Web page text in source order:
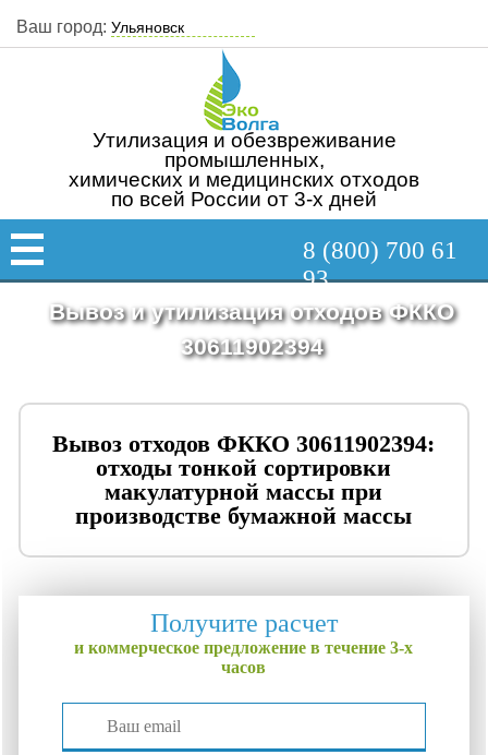
Ваш город:
Утилизация и обезвреживание
промышленных,
химических и медицинских отходов
по всей России от 3-х дней
8 (800) 700 61
93
Вывоз и утилизация отходов ФККО
30611902394
Вывоз отходов ФККО 30611902394:
отходы тонкой сортировки
макулатурной массы при
производстве бумажной массы
Получите расчет
и коммерческое предложение в течение 3-х
часов